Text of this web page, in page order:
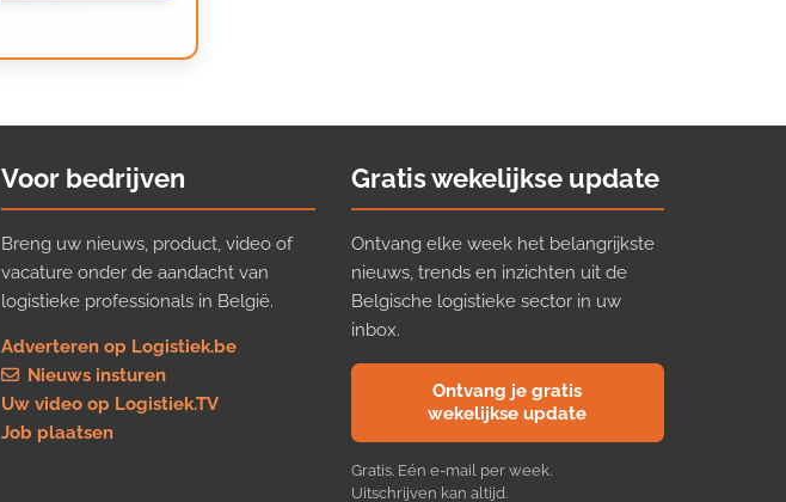
Voor bedrijven
Breng uw nieuws, product, video of
vacature onder de aandacht van
logistieke professionals in België.
Adverteren op Logistiek.be
Nieuws insturen
Uw video op Logistiek.TV
Job plaatsen
Gratis wekelijkse update
Ontvang elke week het belangrijkste
nieuws, trends en inzichten uit de
Belgische logistieke sector in uw
inbox.
Ontvang je gratis
wekelijkse update
Gratis. Eén e-mail per week.
Uitschrijven kan altijd.